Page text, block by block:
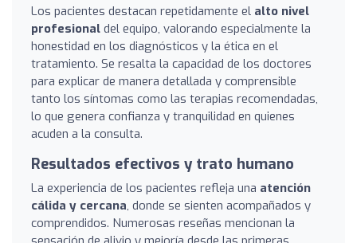
Los pacientes destacan repetidamente el alto nivel
profesional del equipo, valorando especialmente la
honestidad en los diagnósticos y la ética en el
tratamiento. Se resalta la capacidad de los doctores
para explicar de manera detallada y comprensible
tanto los síntomas como las terapias recomendadas,
lo que genera confianza y tranquilidad en quienes
acuden a la consulta.
Resultados efectivos y trato humano
La experiencia de los pacientes refleja una atención
cálida y cercana, donde se sienten acompañados y
comprendidos. Numerosas reseñas mencionan la